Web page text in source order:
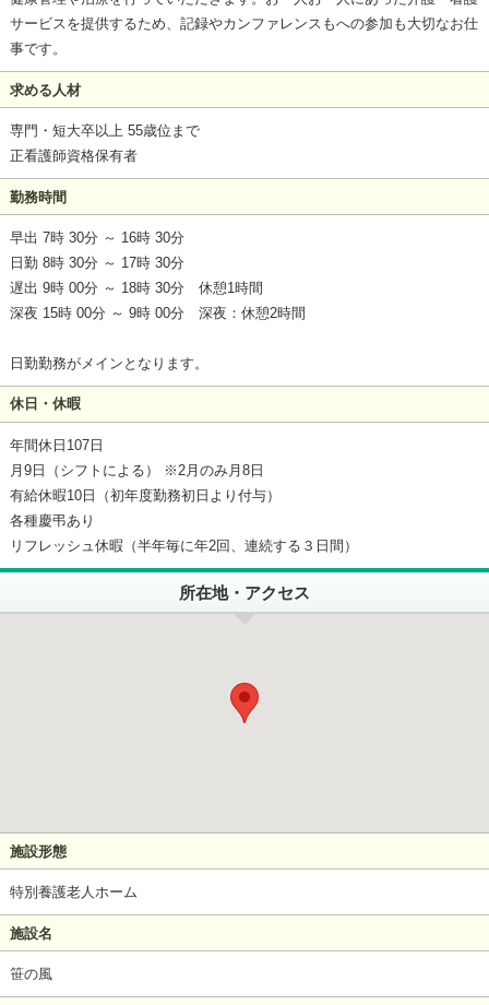
サービスを提供するため、記録やカンファレンスもへの参加も大切なお仕
事です。
求める人材
専門・短大卒以上 55歳位まで
正看護師資格保有者
勤務時間
早出 7時 30分 ～ 16時 30分
日勤 8時 30分 ～ 17時 30分
遅出 9時 00分 ～ 18時 30分 休憩1時間
深夜 15時 00分 ～ 9時 00分 深夜：休憩2時間
日勤勤務がメインとなります。
休日・休暇
年間休日107日
月9日（シフトによる） ※2月のみ月8日
有給休暇10日（初年度勤務初日より付与）
各種慶弔あり
リフレッシュ休暇（半年毎に年2回、連続する３日間）
所在地・アクセス
施設形態
特別養護老人ホーム
施設名
笹の風